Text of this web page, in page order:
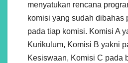
menyatukan rencana
komisi yang sudah dibahas
pada tiap komisi. Komisi A
Kurikulum, Komisi B yakni
Kesiswaan, Komisi C pada